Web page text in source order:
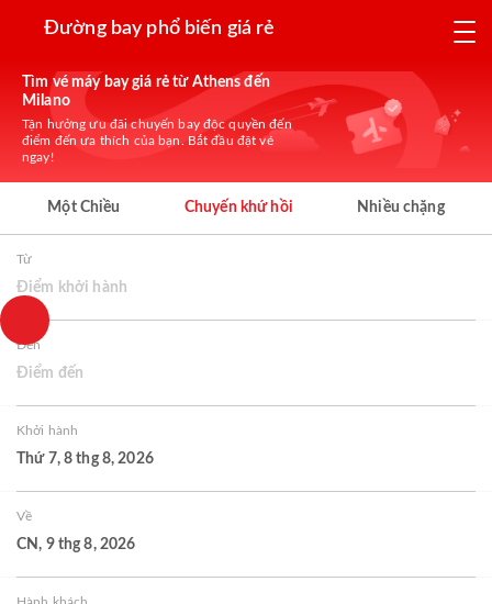
Đường bay phổ biến giá rẻ
Tìm vé máy bay giá rẻ từ Athens đến
Milano
Tận hưởng ưu đãi chuyến bay độc quyền đến
điểm đến ưa thích của bạn. Bắt đầu đặt vé
ngay!
Một Chiều Chuyến khứ hồi Nhiều chặng
Từ
Điểm khởi hành
Đến
Điểm đến
Khởi hành
Thứ 7, 8 thg 8, 2026
Về
CN, 9 thg 8, 2026